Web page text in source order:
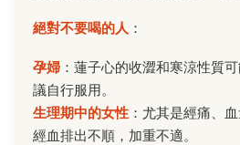
絕對不要喝的人 ：
孕婦 ：蓮子心的收澀和寒涼性質
議自行服用。
生理期中的女性 ：尤其是經痛、
經血排出不順，加重不適。